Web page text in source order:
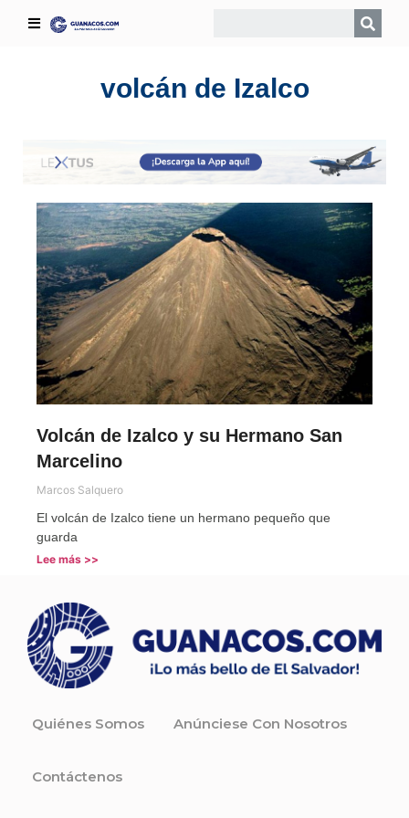
volcán de Izalco
Volcán de Izalco y su Hermano San
Marcelino
Marcos Salquero
El volcán de Izalco tiene un hermano pequeño que
guarda
Lee más >>
Quiénes Somos Anúnciese Con Nosotros
Contáctenos